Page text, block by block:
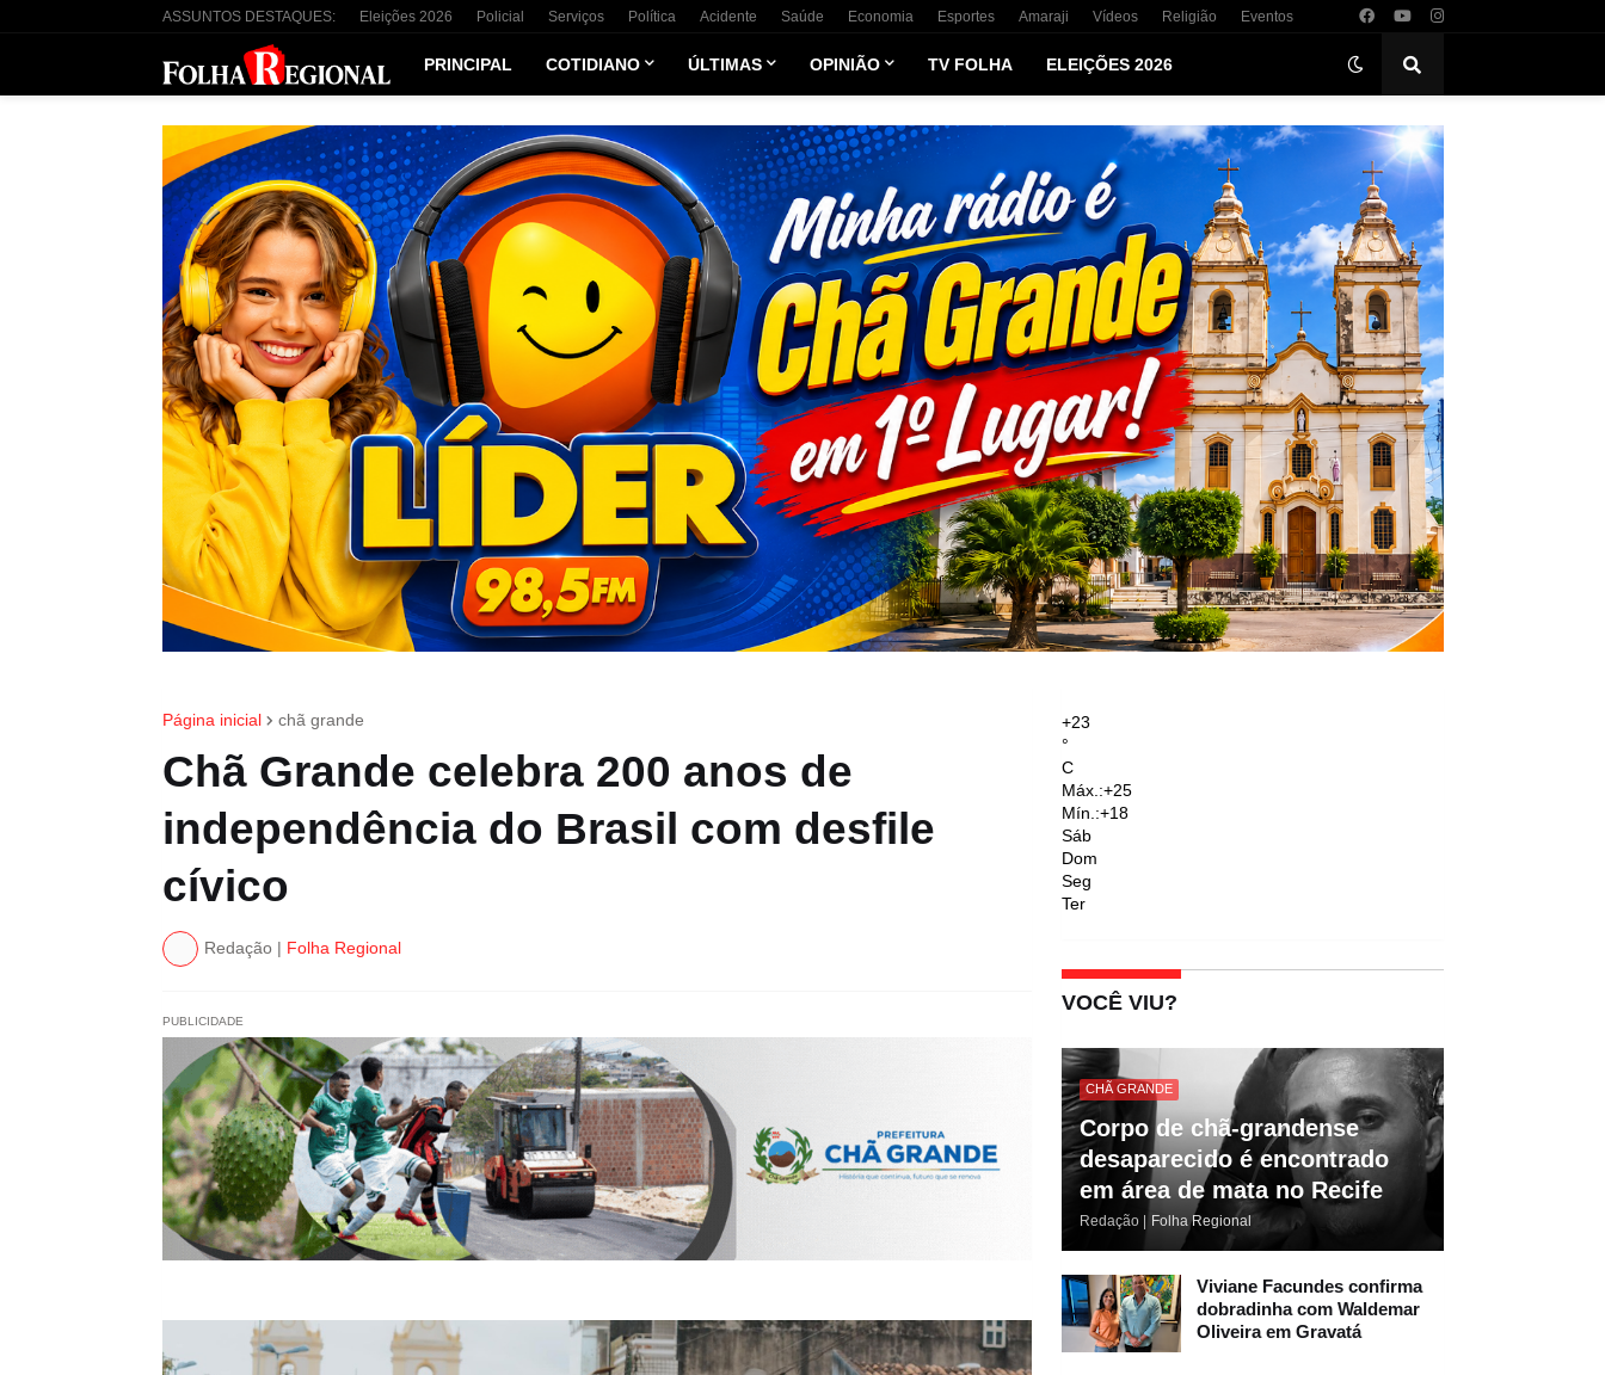
ASSUNTOS DESTAQUES: Eleições 2026 Policial Serviços Política Acidente Saúde Economia Esportes Amaraji Vídeos Religião Eventos
PRINCIPAL COTIDIANO ÚLTIMAS OPINIÃO TV FOLHA ELEIÇÕES 2026
Página inicial chã grande
Chã Grande celebra 200 anos de
independência do Brasil com desfile
cívico
Redação | Folha Regional
PUBLICIDADE
+23
°
C
Máx.:+25
Mín.:+18
Sáb
Dom
Seg
Ter
VOCÊ VIU?
CHÃ GRANDE
Corpo de chã-grandense
desaparecido é encontrado
em área de mata no Recife
Redação | Folha Regional
Viviane Facundes confirma
dobradinha com Waldemar
Oliveira em Gravatá